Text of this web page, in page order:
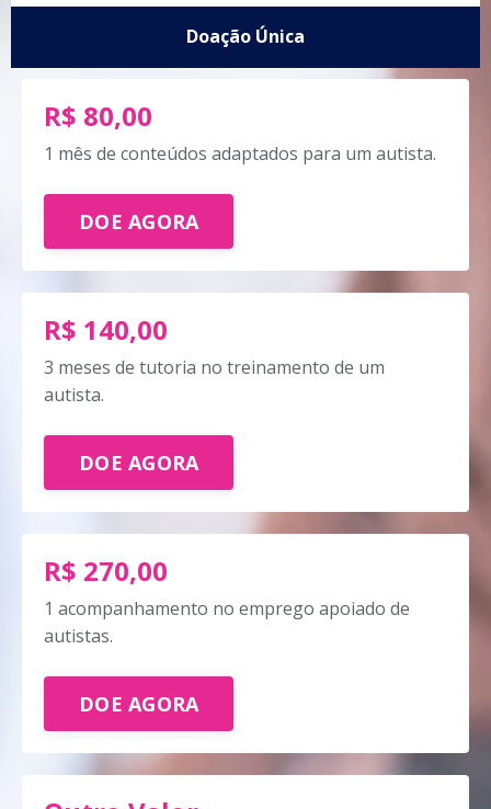
Doação Única
R$ 80,00
1 mês de conteúdos adaptados para um autista.
DOE AGORA
R$ 140,00
3 meses de tutoria no treinamento de um
autista.
DOE AGORA
R$ 270,00
1 acompanhamento no emprego apoiado de
autistas.
DOE AGORA